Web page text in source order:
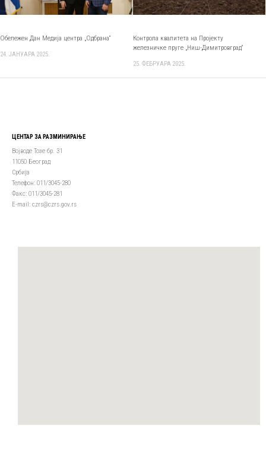
Обележен Дан Медија центра „Одбрана“
24. ЈАНУАРА 2025.
Контрола квалитета на Пројекту
железничке пруге „Ниш-Димитровград“
25. ФЕБРУАРА 2025.
ЦЕНТАР ЗА РАЗМИНИРАЊЕ
Војводе Тозе бр. 31
11050 Београд
Србија
Телефон: 011/3045-280
Факс: 011/3045-281
Е-mail: czrs@czrs.gov.rs